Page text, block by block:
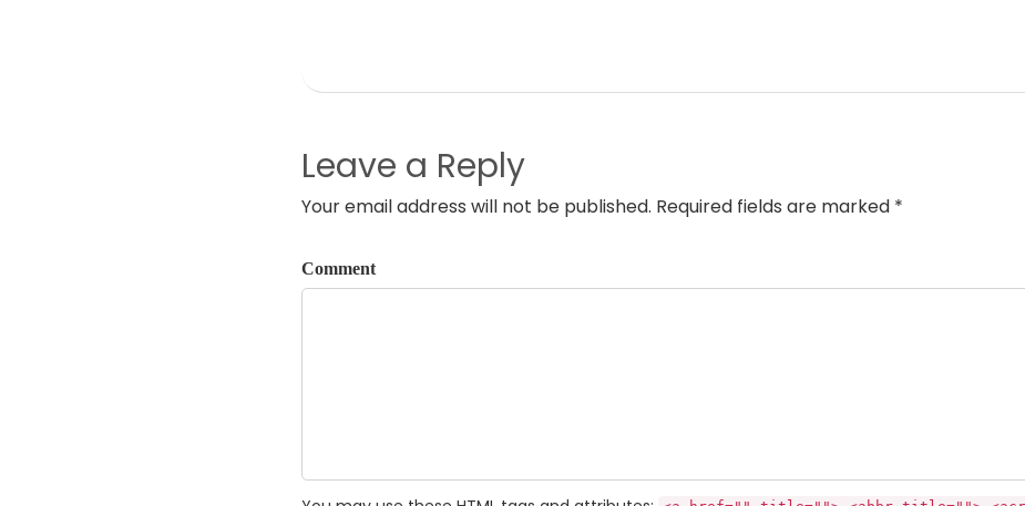
Leave a Reply
Your email address will not be published. Required fields are marked *
Comment